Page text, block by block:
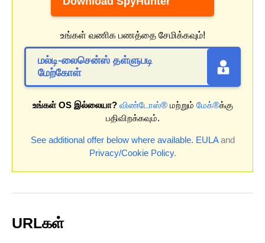
உங்கள் வணிக பணத்தை சேமிக்கவும்!
மல்டி-லைசென்ஸ் தள்ளுபடி
மேற்கோள்
உங்கள் OS இல்லையா? விண்டோஸ்®மற்றும் மேக்®க்கு
பதிவிறக்கவும்.
See additional offer below where available. EULAand
Privacy/Cookie Policy.
URLகள்